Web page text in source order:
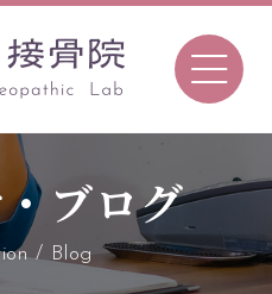
7657
ブログ
/ Blog